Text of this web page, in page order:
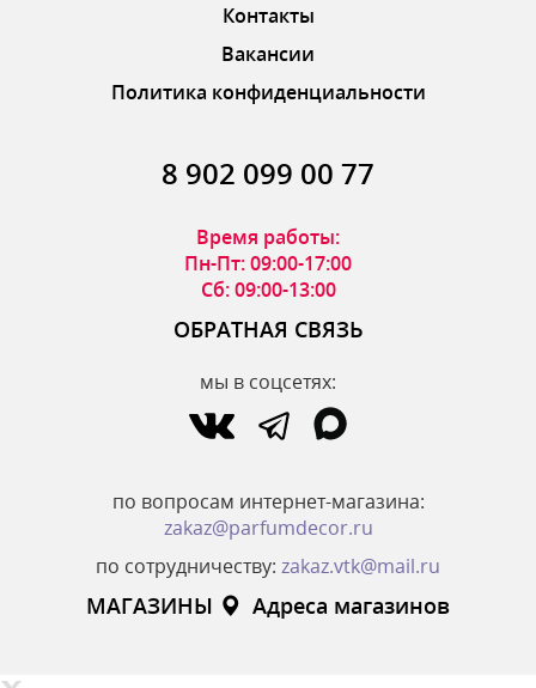
Контакты
Вакансии
Политика конфиденциальности
8 902 099 00 77
Время работы:
Пн-Пт: 09:00-17:00
Сб: 09:00-13:00
ОБРАТНАЯ СВЯЗЬ
мы в соцсетях:
по вопросам интернет-магазина:
zakaz@parfumdecor.ru
по сотрудничеству: zakaz.vtk@mail.ru
МАГАЗИНЫ Адреса магазинов